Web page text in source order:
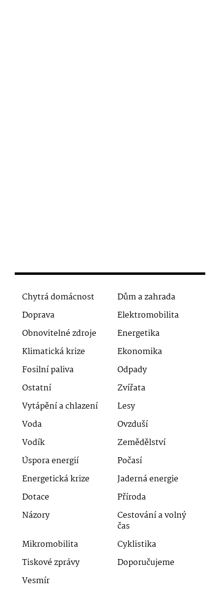
Chytrá domácnost
Dům a zahrada
Doprava
Elektromobilita
Obnovitelné zdroje
Energetika
Klimatická krize
Ekonomika
Fosilní paliva
Odpady
Ostatní
Zvířata
Vytápění a chlazení
Lesy
Voda
Ovzduší
Vodík
Zemědělství
Úspora energií
Počasí
Energetická krize
Jaderná energie
Dotace
Příroda
Názory
Cestování a volný
čas
Mikromobilita
Cyklistika
Tiskové zprávy
Doporučujeme
Vesmír